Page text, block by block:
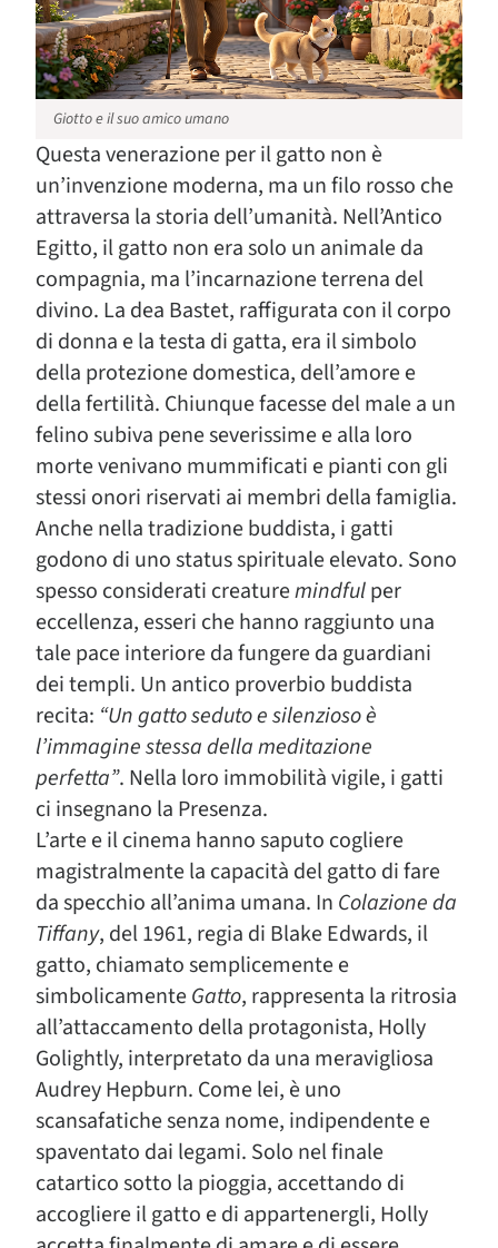
Giotto e il suo amico umano
Questa venerazione per il gatto non è
un’invenzione moderna, ma un filo rosso che
attraversa la storia dell’umanità. Nell’Antico
Egitto, il gatto non era solo un animale da
compagnia, ma l’incarnazione terrena del
divino. La dea Bastet, raffigurata con il corpo
di donna e la testa di gatta, era il simbolo
della protezione domestica, dell’amore e
della fertilità. Chiunque facesse del male a un
felino subiva pene severissime e alla loro
morte venivano mummificati e pianti con gli
stessi onori riservati ai membri della famiglia.
Anche nella tradizione buddista, i gatti
godono di uno status spirituale elevato. Sono
spesso considerati creaturemindfulper
eccellenza, esseri che hanno raggiunto una
tale pace interiore da fungere da guardiani
dei templi. Un antico proverbio buddista
recita: “Un gatto seduto e silenzioso è
l’immagine stessa della meditazione
perfetta”. Nella loro immobilità vigile, i gatti
ci insegnano la Presenza.
L’arte e il cinema hanno saputo cogliere
magistralmente la capacità del gatto di fare
da specchio all’anima umana. In Colazione da
Tiffany, del 1961, regia di Blake Edwards, il
gatto, chiamato semplicemente e
simbolicamenteGatto, rappresenta la ritrosia
all’attaccamento della protagonista, Holly
Golightly, interpretato da una meravigliosa
Audrey Hepburn. Come lei, è uno
scansafatiche senza nome, indipendente e
spaventato dai legami. Solo nel finale
catartico sotto la pioggia, accettando di
accogliere il gatto e di appartenergli, Holly